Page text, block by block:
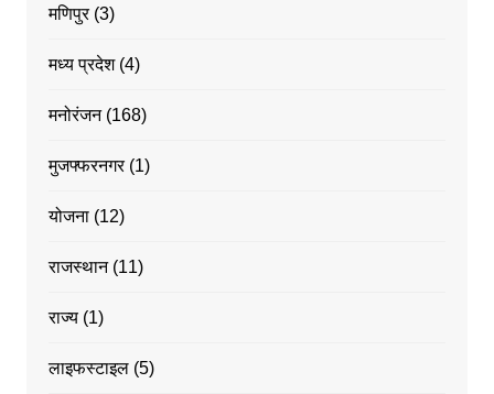
मणिपुर(3)
मध्य प्रदेश(4)
मनोरंजन(168)
मुजफ्फरनगर(1)
योजना(12)
राजस्थान(11)
राज्य(1)
लाइफस्टाइल(5)